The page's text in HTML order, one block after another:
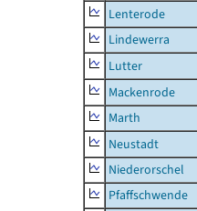
Lenterode
Lindewerra
Lutter
Mackenrode
Marth
Neustadt
Niederorschel
Pfaffschwende